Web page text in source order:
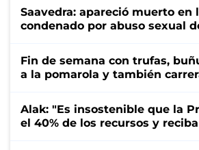
Saavedra: apareció muerto en
condenado por abuso sexual
Fin de semana con trufas,
a la pomarola y también
Alak: "Es insostenible que la
el 40% de los recursos y